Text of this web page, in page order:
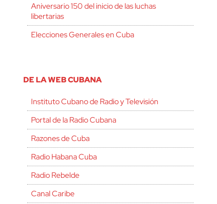
Aniversario 150 del inicio de las luchas
libertarias
Elecciones Generales en Cuba
DE LA WEB CUBANA
Instituto Cubano de Radio y Televisión
Portal de la Radio Cubana
Razones de Cuba
Radio Habana Cuba
Radio Rebelde
Canal Caribe